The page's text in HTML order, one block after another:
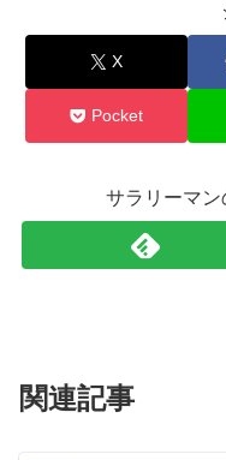
X
Pocket
サラリーマ
関連記事